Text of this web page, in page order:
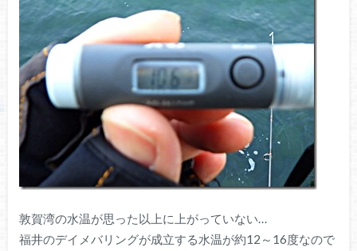
敦賀湾の水温が思った以上に上がっていない…
福井のデイメバリングが成立する水温が約12～16度なので